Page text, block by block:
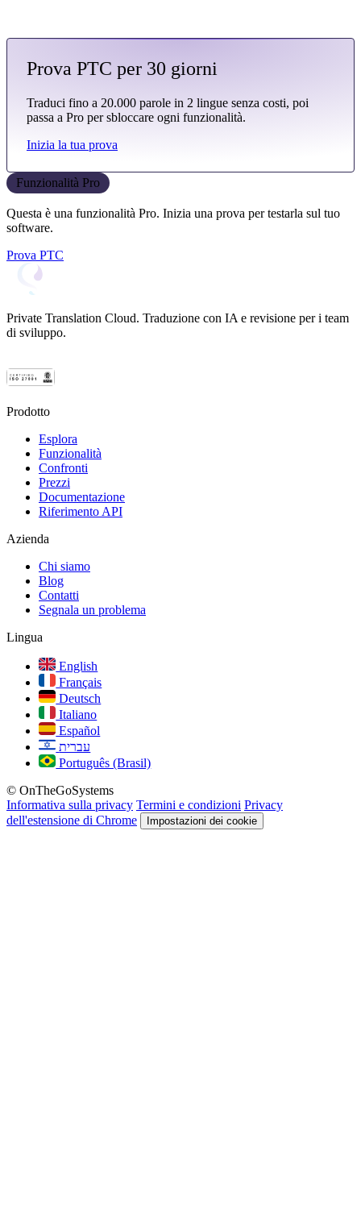
Prova PTC per 30 giorni
Traduci fino a 20.000 parole in 2 lingue senza costi, poi
passa a Pro per sbloccare ogni funzionalità.
Inizia la tua prova
Funzionalità Pro
Questa è una funzionalità Pro. Inizia una prova per testarla sul tuo
software.
Prova PTC
Private Translation Cloud. Traduzione con IA e revisione per i team
di sviluppo.
Prodotto
Esplora
Funzionalità
Confronti
Prezzi
Documentazione
Riferimento API
Azienda
Chi siamo
Blog
Contatti
Segnala un problema
Lingua
English
Français
Deutsch
Italiano
Español
עברית
Português (Brasil)
© OnTheGoSystems
Informativa sulla privacy Termini e condizioni Privacy
dell'estensione di Chrome
Impostazioni dei cookie